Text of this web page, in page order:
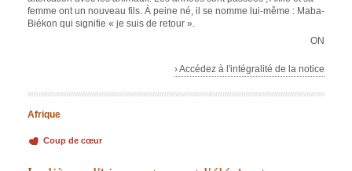
femme ont un nouveau fils. À peine né, il se nomme lui-même : Maba-
Biékon qui signifie « je suis de retour ».
ON
› Accédez à l'intégralité de la notice
Afrique
Coup de cœur